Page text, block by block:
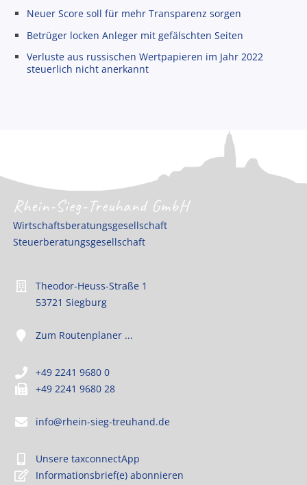
Neuer Score soll für mehr Transparenz sorgen
Betrüger locken Anleger mit gefälschten Seiten
Verluste aus russischen Wertpapieren im Jahr 2022
steuerlich nicht anerkannt
Rhein-Sieg-Treuhand GmbH
Wirtschaftsberatungsgesellschaft
Steuerberatungsgesellschaft
Theodor-Heuss-Straße 1
53721 Siegburg
Zum Routenplaner ...
+49 2241 9680 0
+49 2241 9680 28
info@rhein-sieg-treuhand.de
Unsere taxconnectApp
Informationsbrief(e) abonnieren